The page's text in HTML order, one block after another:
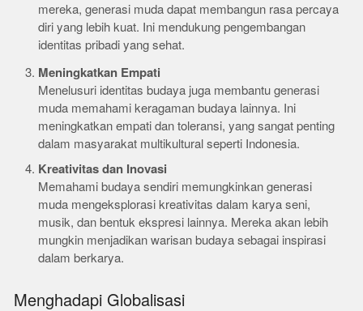
mereka, generasi muda dapat membangun rasa percaya
diri yang lebih kuat. Ini mendukung pengembangan
identitas pribadi yang sehat.
Meningkatkan Empati
Menelusuri identitas budaya juga membantu generasi
muda memahami keragaman budaya lainnya. Ini
meningkatkan empati dan toleransi, yang sangat penting
dalam masyarakat multikultural seperti Indonesia.
Kreativitas dan Inovasi
Memahami budaya sendiri memungkinkan generasi
muda mengeksplorasi kreativitas dalam karya seni,
musik, dan bentuk ekspresi lainnya. Mereka akan lebih
mungkin menjadikan warisan budaya sebagai inspirasi
dalam berkarya.
Menghadapi Globalisasi